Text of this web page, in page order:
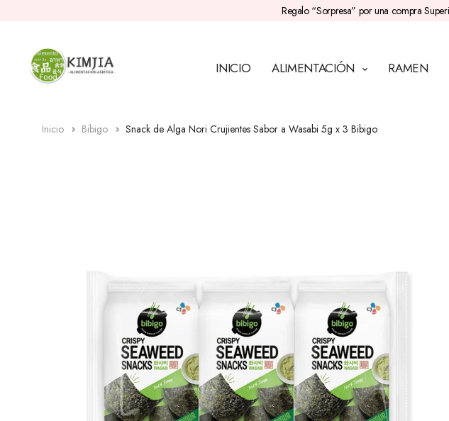
Regalo “Sorpresa” por una compra
INICIO ALIMENTACIÓN RAMEN
Inicio Bibigo Snack de Alga Nori Crujientes Sabor a Wasabi 5g x 3 Bibigo